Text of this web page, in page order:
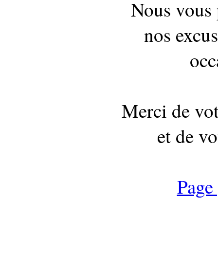
Nous
nos
Merci de
et de